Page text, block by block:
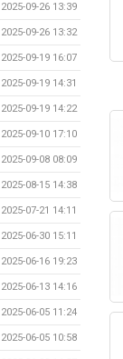
2025-09-26 13:39
2025-09-26 13:32
2025-09-19 16:07
2025-09-19 14:31
2025-09-19 14:22
2025-09-10 17:10
2025-09-08 08:09
2025-08-15 14:38
2025-07-21 14:11
2025-06-30 15:11
2025-06-16 19:23
2025-06-13 14:16
2025-06-05 11:24
2025-06-05 10:58